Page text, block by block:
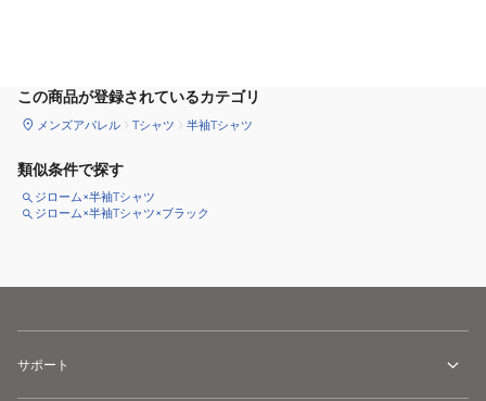
この商品が登録されているカテゴリ
メンズアパレル Tシャツ 半袖Tシャツ
類似条件で探す
ジローム×半袖Tシャツ
ジローム×半袖Tシャツ×ブラック
サポート